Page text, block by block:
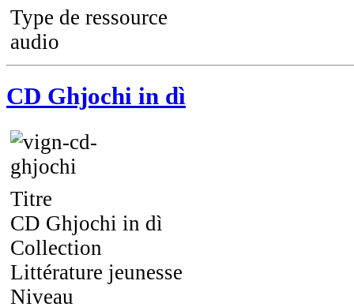
Type de ressource
audio
CD Ghjochi in dì
Titre
CD Ghjochi in dì
Collection
Littérature jeunesse
Niveau